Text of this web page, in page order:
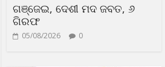
ଗଞ୍ଜେଇ, ଦେଶୀ ମଦ ଜବତ, ୬
ଗିରଫ
05/08/2026 0